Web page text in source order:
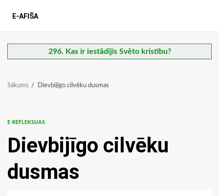
E-AFIŠA
296. Kas ir iestādījis Svēto kristību?
Sākums Dievbijīgo cilvēku dusmas
E-REFLEKSIJAS
Dievbijīgo cilvēku
dusmas